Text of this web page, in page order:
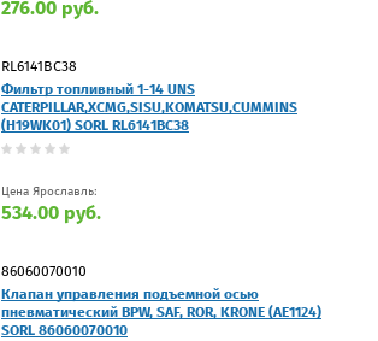
276.00 руб.
RL6141BC38
Фильтр топливный 1-14 UNS
CATERPILLAR,XCMG,SISU,KOMATSU,CUMMINS
(H19WK01) SORL RL6141BC38
Цена Ярославль:
534.00 руб.
86060070010
Клапан управления подъемной осью
пневматический BPW, SAF, ROR, KRONE (AE1124)
SORL 86060070010